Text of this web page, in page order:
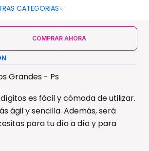
CATEGORIAS
COMPRAR AHORA
Grandes - Ps
es fácil y cómoda de utilizar.
ágil y sencilla. Además, será
para tu día a día y para